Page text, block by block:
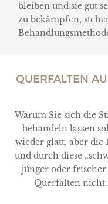
bleiben und sie gut
zu bekämpfen,
QUERFALTEN
Warum Sie sich die
behandeln lassen
wieder glatt, aber die
und durch diese
jünger oder frischer
Querfalten nicht